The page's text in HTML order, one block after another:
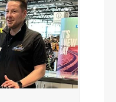
mm / Fit Grip 3-
Tuned